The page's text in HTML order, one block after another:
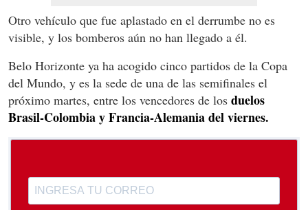
Otro vehículo que fue aplastado en el derrumbe no es
visible, y los bomberos aún no han llegado a él.
Belo Horizonte ya ha acogido cinco partidos de la Copa
del Mundo, y es la sede de una de las semifinales el
próximo martes, entre los vencedores de los duelos
Brasil-Colombia y Francia-Alemania del viernes.